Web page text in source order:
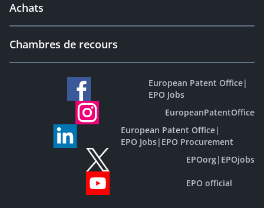
Achats
Chambres de recours
European Patent Office|
EPO Jobs
EuropeanPatentOffice
European Patent Office|
EPO Jobs| EPO Procurement
EPOorg| EPOjobs
EPO official